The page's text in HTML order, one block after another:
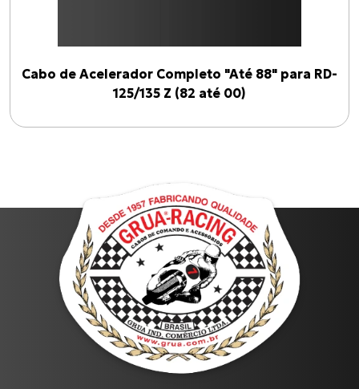
Cabo de Acelerador Completo "Até 88" para RD-
125/135 Z (82 até 00)